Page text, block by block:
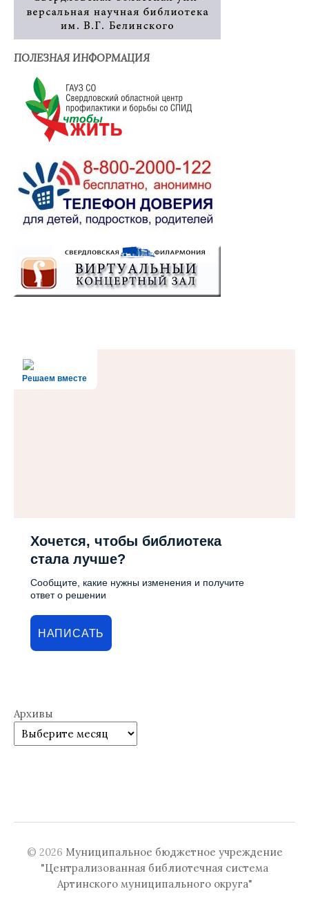
ПОЛЕЗНАЯ ИНФОРМАЦИЯ
Решаем вместе
Хочется, чтобы библиотека
стала лучше?
Сообщите, какие нужны изменения и получите
ответ о решении
НАПИСАТЬ
Архивы
© 2026 Муниципальное бюджетное учреждение
"Централизованная библиотечная система
Артинского муниципального округа"